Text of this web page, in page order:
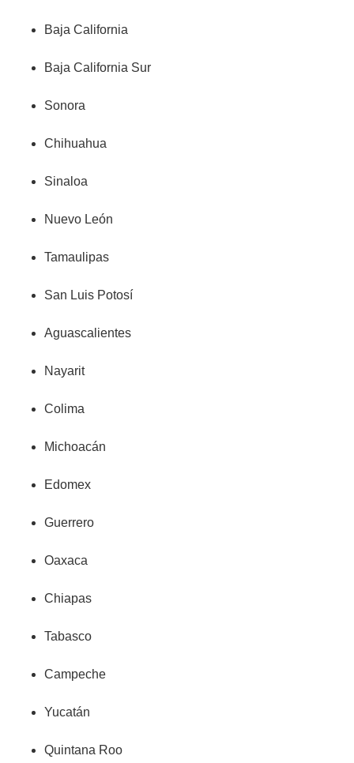
Baja California
Baja California Sur
Sonora
Chihuahua
Sinaloa
Nuevo León
Tamaulipas
San Luis Potosí
Aguascalientes
Nayarit
Colima
Michoacán
Edomex
Guerrero
Oaxaca
Chiapas
Tabasco
Campeche
Yucatán
Quintana Roo